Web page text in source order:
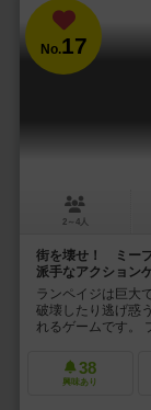
No.17
2～4人
街を壊せ！ ミー
派手なアクション
ランペイジは巨大
破壊したり逃げ惑
れるゲームです。
38
興味あり